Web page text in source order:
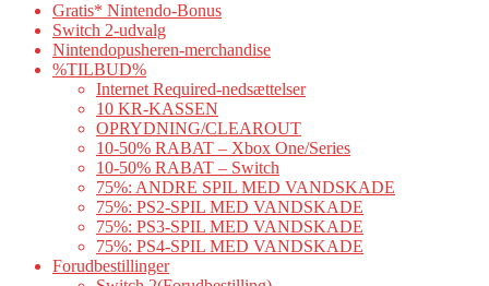
Gratis* Nintendo-Bonus
Switch 2-udvalg
Nintendopusheren-merchandise
%TILBUD%
Internet Required-nedsættelser
10 KR-KASSEN
OPRYDNING/CLEAROUT
10-50% RABAT – Xbox One/Series
10-50% RABAT – Switch
75%: ANDRE SPIL MED VANDSKADE
75%: PS2-SPIL MED VANDSKADE
75%: PS3-SPIL MED VANDSKADE
75%: PS4-SPIL MED VANDSKADE
Forudbestillinger